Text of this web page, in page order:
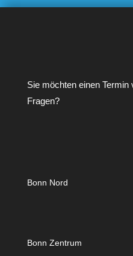
Sie möchten einen Termin
Fragen?
Bonn Nord
Bonn Zentrum